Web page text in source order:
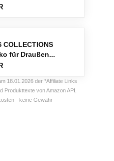
COLLECTIONS
für Draußen...
18.01.2026 der *Affiliate Links
Produkttexte von Amazon API,
- keine Gewähr